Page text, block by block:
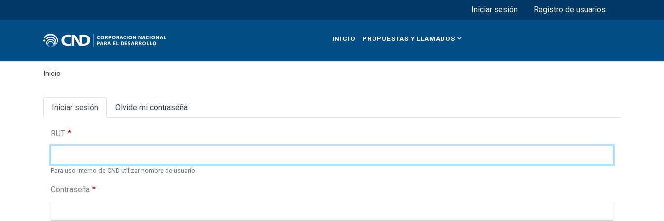
al
principal
Menú superior
Iniciar sesión Registro de usuarios
INICIO PROPUESTAS Y LLAMADOS
Inicio
Primary
tabs
Iniciar sesión Olvide mi contraseña
RUT
Para uso interno de CND utilizar nombre de usuario.
Contraseña